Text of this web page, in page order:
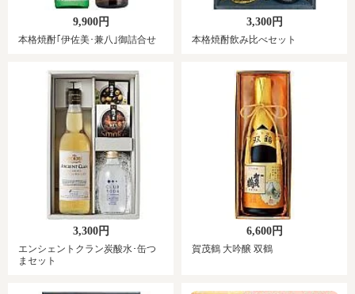
9,900円
本格焼酎｢伊佐美･兼八｣御詰合せ
3,300円
本格焼酎飲み比べセット
3,300円
エンシェントクラン炭酸水･缶つ
まセット
6,600円
賀茂鶴 大吟醸 双鶴